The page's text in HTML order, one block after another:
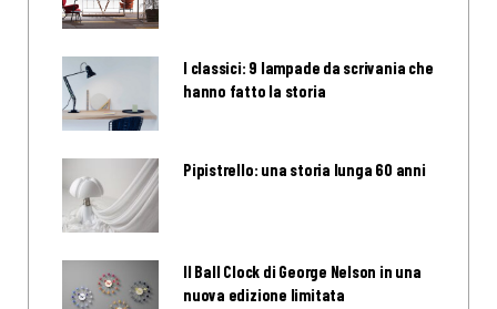
I classici: 9 lampade da scrivania che
hanno fatto la storia
Pipistrello: una storia lunga 60 anni
Il Ball Clock di George Nelson in una
nuova edizione limitata